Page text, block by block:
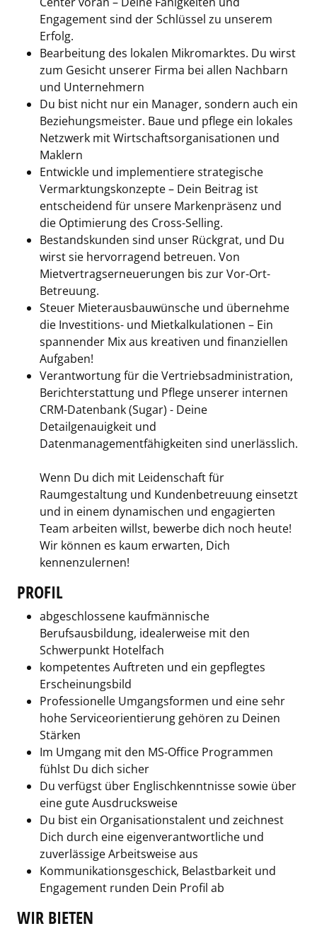
Engagement sind der Schlüssel zu unserem
Erfolg.
Bearbeitung des lokalen Mikromarktes. Du wirst
zum Gesicht unserer Firma bei allen Nachbarn
und Unternehmern
Du bist nicht nur ein Manager, sondern auch ein
Beziehungsmeister. Baue und pflege ein lokales
Netzwerk mit Wirtschaftsorganisationen und
Maklern
Entwickle und implementiere strategische
Vermarktungskonzepte – Dein Beitrag ist
entscheidend für unsere Markenpräsenz und
die Optimierung des Cross-Selling.
Bestandskunden sind unser Rückgrat, und Du
wirst sie hervorragend betreuen. Von
Mietvertragserneuerungen bis zur Vor-Ort-
Betreuung.
Steuer Mieterausbauwünsche und übernehme
die Investitions- und Mietkalkulationen – Ein
spannender Mix aus kreativen und finanziellen
Aufgaben!
Verantwortung für die Vertriebsadministration,
Berichterstattung und Pflege unserer internen
CRM-Datenbank (Sugar) - Deine
Detailgenauigkeit und
Datenmanagementfähigkeiten sind unerlässlich.
Wenn Du dich mit Leidenschaft für
Raumgestaltung und Kundenbetreuung einsetzt
und in einem dynamischen und engagierten
Team arbeiten willst, bewerbe dich noch heute!
Wir können es kaum erwarten, Dich
kennenzulernen!
PROFIL
abgeschlossene kaufmännische
Berufsausbildung, idealerweise mit den
Schwerpunkt Hotelfach
kompetentes Auftreten und ein gepflegtes
Erscheinungsbild
Professionelle Umgangsformen und eine sehr
hohe Serviceorientierung gehören zu Deinen
Stärken
Im Umgang mit den MS-Office Programmen
fühlst Du dich sicher
Du verfügst über Englischkenntnisse sowie über
eine gute Ausdrucksweise
Du bist ein Organisationstalent und zeichnest
Dich durch eine eigenverantwortliche und
zuverlässige Arbeitsweise aus
Kommunikationsgeschick, Belastbarkeit und
Engagement runden Dein Profil ab
WIR BIETEN